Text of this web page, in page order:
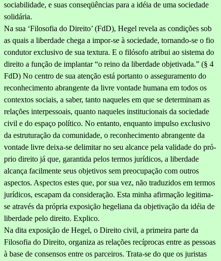
sociabilidade, e suas conseqüências para a idéia de uma sociedade
solidária.
Na sua ‘Filosofia do Direito’ (FdD), Hegel revela as condições sob
as quais a liberdade chega a impor-se à sociedade, tornando-se o fio
condutor exclusivo de sua textura. E o filósofo atribui ao sis­tema do
direito a função de implantar “o reino da liberdade objeti­vada.” (§ 4
FdD) No centro de sua atenção está portanto o asseguramento do
reconhecimento abrangente da livre vontade humana em todos os
contextos sociais, a saber, tanto naqueles em que se determinam as
relações interpessoais, quanto naqueles institucionais da socie­dade
civil e do espaço político. No entanto, enquanto impulso exclusivo
da estruturação da comunidade, o reconhecimento abrangente da
vontade livre deixa-se delimitar no seu alcance pela validade do pró­
prio direito já que, garantida pelos termos jurídicos, a liberdade
alcança facilmente seus objetivos sem preocupação com outros
aspec­tos. Aspectos estes que, por sua vez, não traduzidos em termos
jurí­dicos, escapam da consideração. Esta minha afirmação legitima-
se atra­vés da própria exposição hegeliana da objetivação da idéia de
liber­dade pelo direito. Explico.
Na dita exposição de Hegel, o Direito civil, a primeira parte da
Filosofia do Direito, organiza as relações recíprocas entre as pes­soas
à base de consensos entre os parceiros. Trata-se do que os ju­ristas